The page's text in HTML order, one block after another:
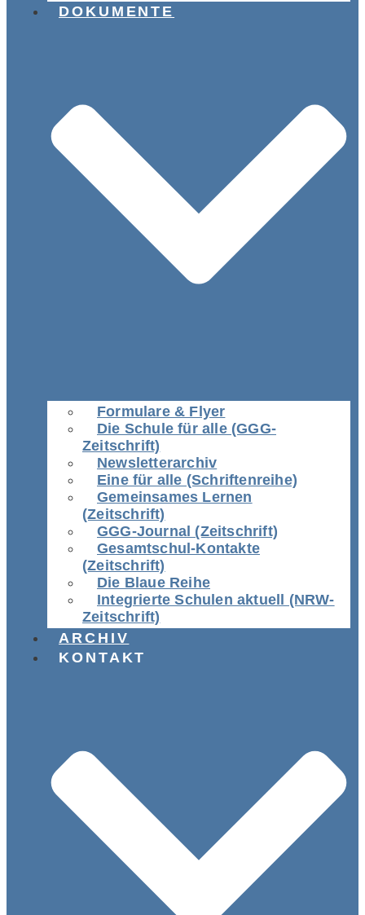
DOKUMENTE
Formulare & Flyer
Die Schule für alle (GGG-
Zeitschrift)
Newsletterarchiv
Eine für alle (Schriftenreihe)
Gemeinsames Lernen
(Zeitschrift)
GGG-Journal (Zeitschrift)
Gesamtschul-Kontakte
(Zeitschrift)
Die Blaue Reihe
Integrierte Schulen aktuell (NRW-
Zeitschrift)
ARCHIV
KONTAKT